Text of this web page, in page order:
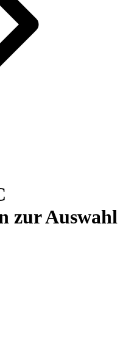
zur Auswahl